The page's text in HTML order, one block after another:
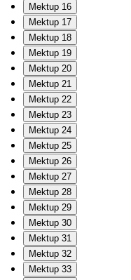
Mektup 16
Mektup 17
Mektup 18
Mektup 19
Mektup 20
Mektup 21
Mektup 22
Mektup 23
Mektup 24
Mektup 25
Mektup 26
Mektup 27
Mektup 28
Mektup 29
Mektup 30
Mektup 31
Mektup 32
Mektup 33